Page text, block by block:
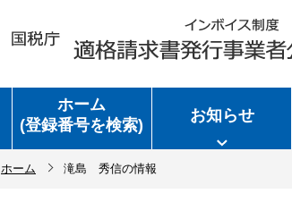
ホーム
(登録番号を検索)
お知らせ
ホーム 滝島 秀信の情報